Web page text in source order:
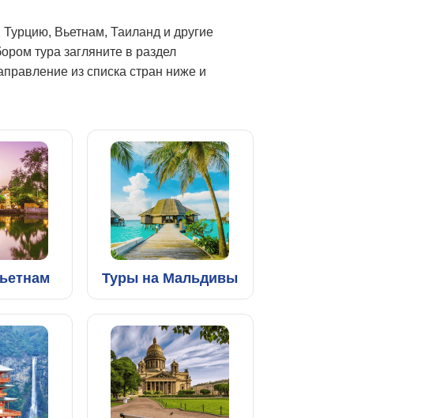
Вьетнам, Таиланд и другие
тура загляните в раздел
из списка стран ниже и
Туры на Мальдивы